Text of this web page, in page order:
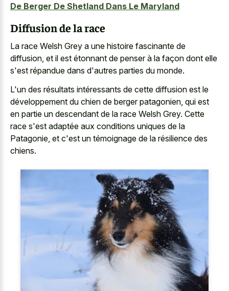
De Berger De Shetland Dans Le Maryland
Diffusion de la race
La race Welsh Grey a une histoire fascinante de
diffusion, et il est étonnant de penser à la façon dont elle
s'est répandue dans d'autres parties du monde.
L'un des résultats intéressants de cette diffusion est le
développement du chien de berger patagonien, qui est
en partie un descendant de la race Welsh Grey. Cette
race s'est adaptée aux conditions uniques de la
Patagonie, et c'est un témoignage de la résilience des
chiens.